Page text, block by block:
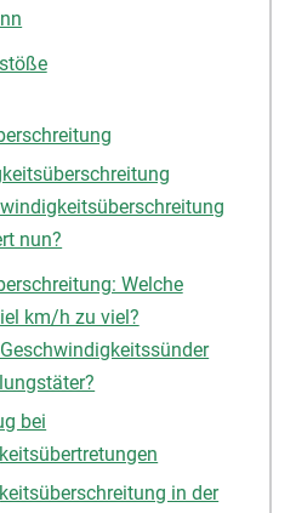
nun?
Welche
km/h zu viel?
bei
in der